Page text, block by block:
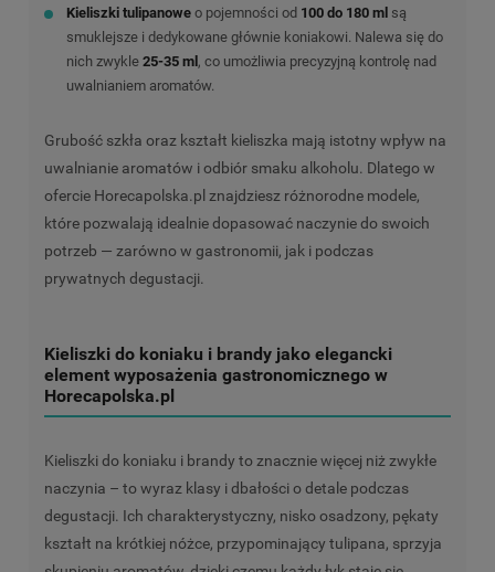
Kieliszki tulipanoweo pojemności od 100 do 180 ml są
smuklejsze i dedykowane głównie koniakowi. Nalewa się do
nich zwykle 25-35 ml , co umożliwia precyzyjną kontrolę nad
uwalnianiem aromatów.
Grubość szkła oraz kształt kieliszka mają istotny wpływ na
uwalnianie aromatów i odbiór smaku alkoholu. Dlatego w
ofercie Horecapolska.pl znajdziesz różnorodne modele,
które pozwalają idealnie dopasować naczynie do swoich
potrzeb — zarówno w gastronomii, jak i podczas
prywatnych degustacji.
Kieliszki do koniaku i brandy jako elegancki
element wyposażenia gastronomicznego w
Horecapolska.pl
Kieliszki do koniaku i brandy to znacznie więcej niż zwykłe
naczynia – to wyraz klasy i dbałości o detale podczas
degustacji. Ich charakterystyczny, nisko osadzony, pękaty
kształt na krótkiej nóżce, przypominający tulipana, sprzyja